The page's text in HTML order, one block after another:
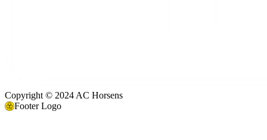
Copyright © 2024 AC Horsens
Footer Logo